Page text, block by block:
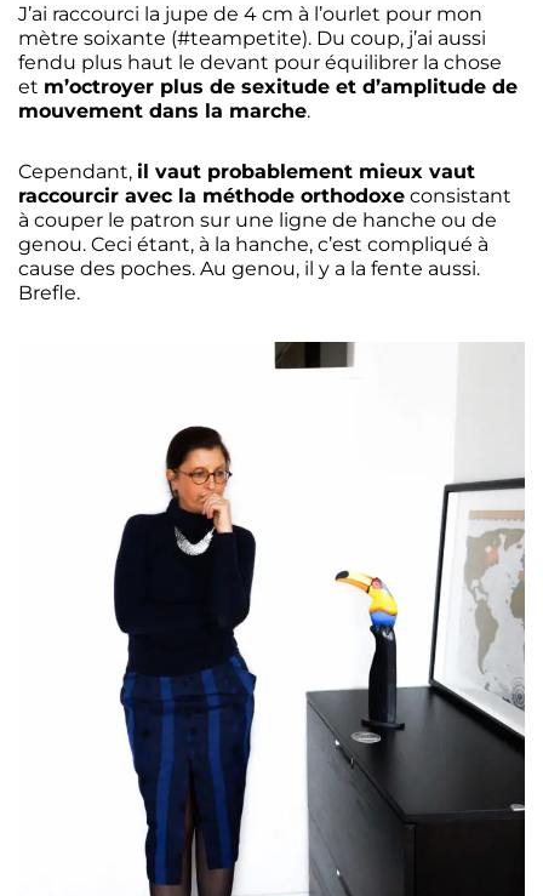
J’ai raccourci la jupe de 4 cm à l’ourlet pour mon
mètre soixante (#teampetite). Du coup, j’ai aussi
fendu plus haut le devant pour équilibrer la chose
et m’octroyer plus de sexitude et d’amplitude de
mouvement dans la marche.
Cependant, il vaut probablement mieux vaut
raccourcir avec la méthode orthodoxe consistant
à couper le patron sur une ligne de hanche ou de
genou. Ceci étant, à la hanche, c’est compliqué à
cause des poches. Au genou, il y a la fente aussi.
Brefle.